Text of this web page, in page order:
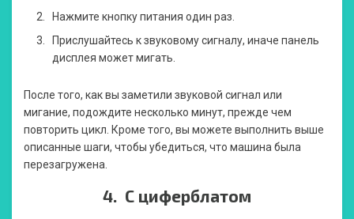
Нажмите кнопку питания один раз.
Прислушайтесь к звуковому сигналу, иначе панель
дисплея может мигать.
После того, как вы заметили звуковой сигнал или
мигание, подождите несколько минут, прежде чем
повторить цикл. Кроме того, вы можете выполнить выше
описанные шаги, чтобы убедиться, что машина была
перезагружена.
4. С циферблатом